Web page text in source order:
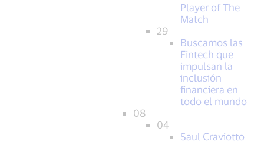
Player of The
Match
29
Buscamos las
Fintech que
impulsan la
inclusión
financiera en
todo el mundo
08
04
Saul Craviotto